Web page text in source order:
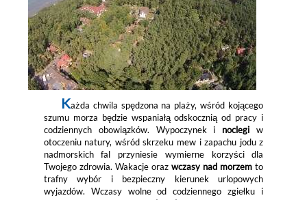
Każda chwila spędzona na plaży, wśród kojącego
szumu morza będzie wspaniałą odskocznią od pracy i
codziennych obowiązków. Wypoczynek i noclegi w
otoczeniu natury, wśród skrzeku mew i zapachu jodu z
nadmorskich fal przyniesie wymierne korzyści dla
Twojego zdrowia. Wakacje orazwczasy nad morzem to
trafny wybór i bezpieczny kierunek urlopowych
wyjazdów. Wczasy wolne od codziennego zgiełku i